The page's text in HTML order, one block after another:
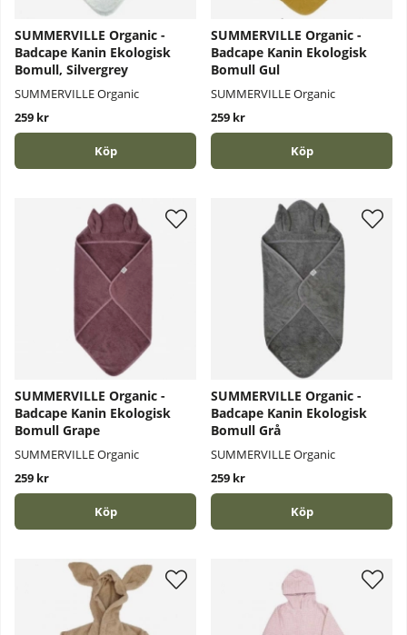
SUMMERVILLE Organic -
Badcape Kanin Ekologisk
Bomull, Silvergrey
SUMMERVILLE Organic
259 kr
Köp
SUMMERVILLE Organic -
Badcape Kanin Ekologisk
Bomull Gul
SUMMERVILLE Organic
259 kr
Köp
SUMMERVILLE Organic -
Badcape Kanin Ekologisk
Bomull Grape
SUMMERVILLE Organic
259 kr
Köp
SUMMERVILLE Organic -
Badcape Kanin Ekologisk
Bomull Grå
SUMMERVILLE Organic
259 kr
Köp